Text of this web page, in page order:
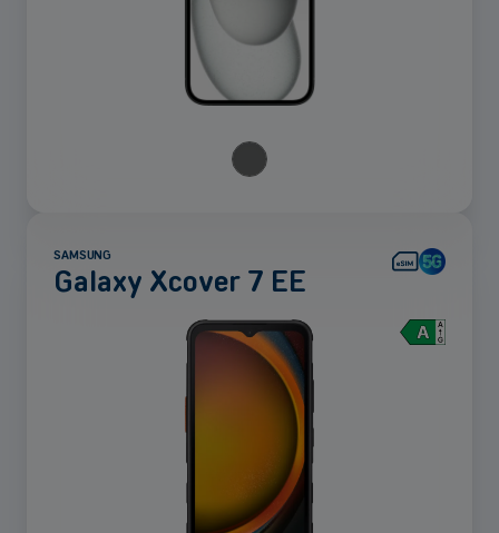
SAMSUNG
Galaxy Xcover 7 EE
Voir
plus